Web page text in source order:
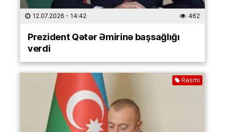
12.07.2026 - 14:42 462
Prezident Qətər Əmirinə başsağlığı
verdi
Rəsmi